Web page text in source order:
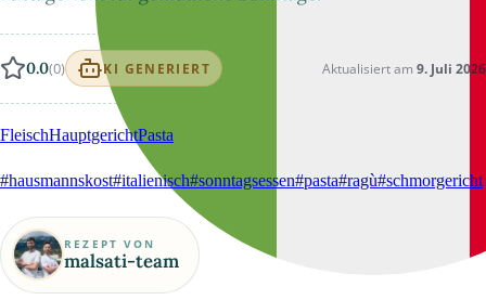
0.0(0) KI GENERIERT Aktualisiert am 9. Juli 2026
FleischHauptgerichtPasta
#hausmannskost#italienisch#sonntagsessen#pasta#ragù#schmorgericht
REZEPT VON
malsati-team